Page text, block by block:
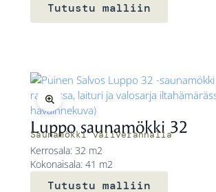
Tutustu malliin
Luppo saunamökki 32
Saunamökki väliverannalla
Kerrosala: 32 m2
Kokonaisala: 41 m2
Tutustu malliin